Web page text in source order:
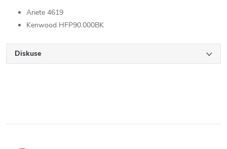
Ariete 4619
Kenwood HFP90.000BK
Diskuse